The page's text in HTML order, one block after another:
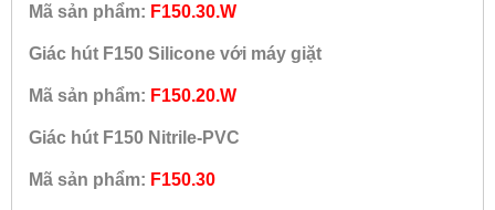
Mã sản phẩm: F150.30.W
Giác hút F150 Silicone với máy giặt
Mã sản phẩm: F150.20.W
Giác hút F150 Nitrile-PVC
Mã sản phẩm: F150.30